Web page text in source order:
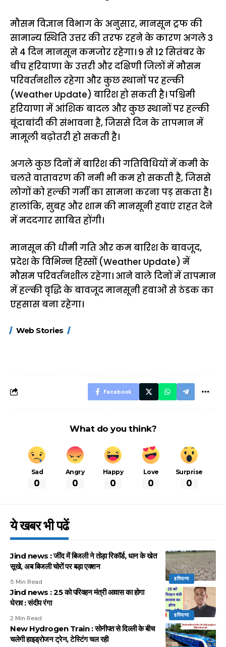
मौसम विज्ञान विभाग के अनुसार, मानसून ट्रफ की
सामान्य स्थिति उत्तर की तरफ रहने के कारण अगले 3
से 4 दिन मानसून कमजोर रहेगा। 9 से 12 सितंबर के
बीच हरियाणा के उत्तरी और दक्षिणी जिलों में मौसम
परिवर्तनशील रहेगा और कुछ स्थानों पर हल्की
(Weather Update) बारिश हो सकती है। पश्चिमी
हरियाणा में आंशिक बादल और कुछ स्थानों पर हल्की
बूंदाबांदी की संभावना है, जिससे दिन के तापमान में
मामूली बढ़ोतरी हो सकती है।
अगले कुछ दिनों में बारिश की गतिविधियों में कमी के
चलते वातावरण की नमी भी कम हो सकती है, जिससे
लोगों को हल्की गर्मी का सामना करना पड़ सकता है।
हालांकि, सुबह और शाम की मानसूनी हवाएं राहत देने
में मददगार साबित होंगी।
मानसून की धीमी गति और कम बारिश के बावजूद,
प्रदेश के विभिन्न हिस्सों (Weather Update) में
मौसम परिवर्तनशील रहेगा। आने वाले दिनों में तापमान
में हल्की वृद्धि के बावजूद मानसूनी हवाओं से ठंडक का
एहसास बना रहेगा।
Web Stories
FASTag के ये नए
Facebook
What do you think?
Sad
0
Angry
0
Happy
0
Love
0
Surprise
0
ये खबर भी पढें
हरियाणा
Jind news : जींद में बिजली ने तोड़ा रिकॉर्ड, धान के खेत
सूखे, अब बिजली चोरों पर बड़ा एक्शन
5 Min Read
हरियाणा
Jind news : 25 को परिवहन मंत्री आवास का होगा
घेराव : संदीप रंगा
2 Min Read
New Hydrogen Train : सोनीपत से दिल्ली के बीच
चलेगी हाइड्रोजन ट्रेन, टेस्टिंग चल रही